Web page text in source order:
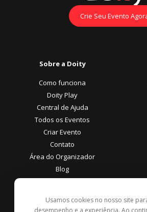
Crie Seu Evento
Sobre a Doity
Como funciona
Doity Play
Central de Ajuda
Todos os Eventos
Criar Evento
Contato
Área do Organizador
Blog
Área do Participante
Usamos cookies no nosso site
desempenho e a experiência. Ao